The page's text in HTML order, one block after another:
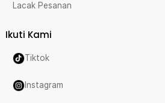
Lacak Pesanan
Ikuti Kami
Tiktok
Instagram